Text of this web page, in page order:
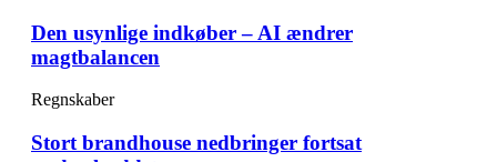
Den usynlige indkøber – AI ændrer
magtbalancen
Regnskaber
Stort brandhouse nedbringer fortsat